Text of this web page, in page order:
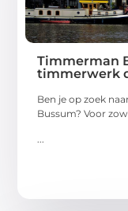
Timmerman
timmerwerk
Ben je op zoek
Bussum? Voor
...